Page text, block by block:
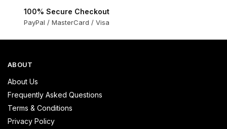
100% Secure Checkout
PayPal / MasterCard / Visa
ABOUT
About Us
Frequently Asked Questions
Terms & Conditions
Privacy Policy